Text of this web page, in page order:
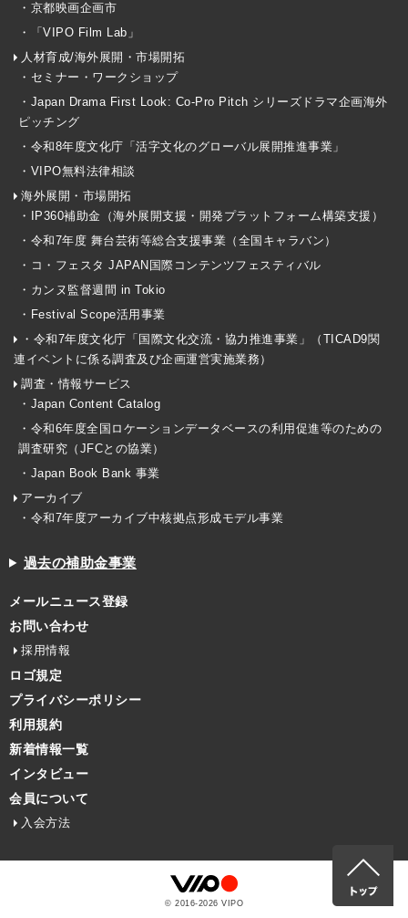
・京都映画企画市
・「VIPO Film Lab」
人材育成/海外展開・市場開拓
・セミナー・ワークショップ
・Japan Drama First Look: Co-Pro Pitch シリーズドラマ企画海外
ピッチング
・令和8年度文化庁「活字文化のグローバル展開推進事業」
・VIPO無料法律相談
海外展開・市場開拓
・IP360補助金（海外展開支援・開発プラットフォーム構築支援）
・令和7年度 舞台芸術等総合支援事業（全国キャラバン）
・コ・フェスタ JAPAN国際コンテンツフェスティバル
・カンヌ監督週間 in Tokio
・Festival Scope活用事業
・令和7年度文化庁「国際文化交流・協力推進事業」（TICAD9関
連イベントに係る調査及び企画運営実施業務）
調査・情報サービス
・Japan Content Catalog
・令和6年度全国ロケーションデータベースの利用促進等のための
調査研究（JFCとの協業）
・Japan Book Bank 事業
アーカイブ
・令和7年度アーカイブ中核拠点形成モデル事業
過去の補助金事業
メールニュース登録
お問い合わせ
採用情報
ロゴ規定
プライバシーポリシー
利用規約
新着情報一覧
インタビュー
会員について
入会方法
© 2016-2026 VIPO